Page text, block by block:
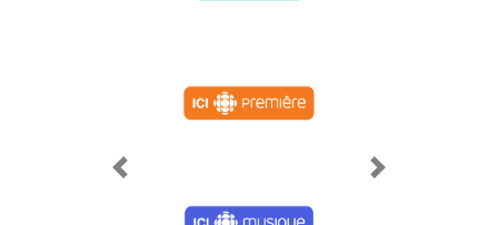
Previous Next